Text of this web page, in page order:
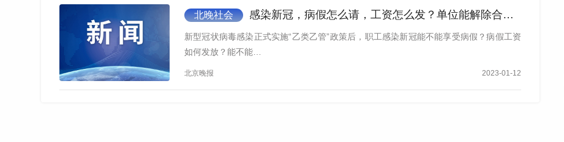
北晚社会 感染新冠，病假怎么请，工资怎么发？单位能解除合同吗？
新型冠状病毒感染正式实施“乙类乙管”政策后，职工感染新冠能不能享受病假？病假工资
如何发放？能不能…
北京晚报 2023-01-12